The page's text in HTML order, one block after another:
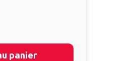
panier